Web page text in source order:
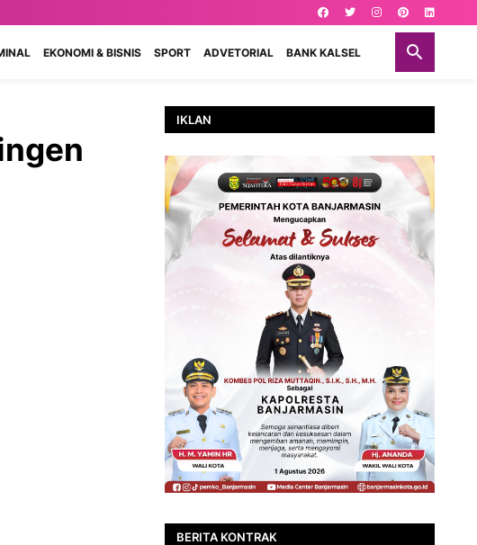
EKONOMI & BISNIS SPORT ADVETORIAL BANK KALSEL
IKLAN
BERITA KONTRAK